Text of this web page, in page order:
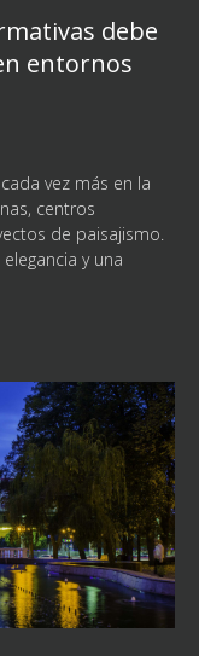
debe
entornos
vez más en la
centros
de paisajismo.
y una